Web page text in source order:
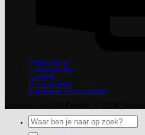
Partyverhuur
Evenementen
Contact
Privacybeleid
Algemene Voorwaarden
Zoeken
naar: